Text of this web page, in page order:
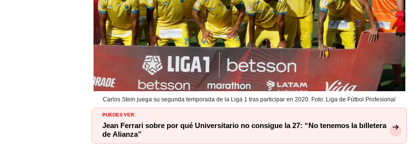
Carlos Stein juega su segunda temporada de la Liga 1 tras participar en 2020. Foto: Liga de Fútbol Profesional
PUEDES VER:
Jean Ferrari sobre por qué Universitario no consigue la 27: “No tenemos la billetera
de Alianza”